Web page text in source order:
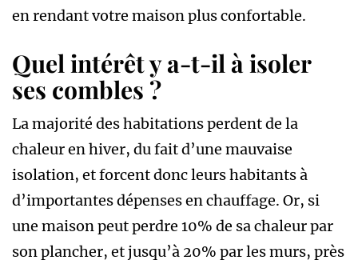
en rendant votre maison plus confortable.
Quel intérêt y a-t-il à isoler
ses combles ?
La majorité des habitations perdent de la
chaleur en hiver, du fait d’une mauvaise
isolation, et forcent donc leurs habitants à
d’importantes dépenses en chauffage. Or, si
une maison peut perdre 10% de sa chaleur par
son plancher, et jusqu’à 20% par les murs, près